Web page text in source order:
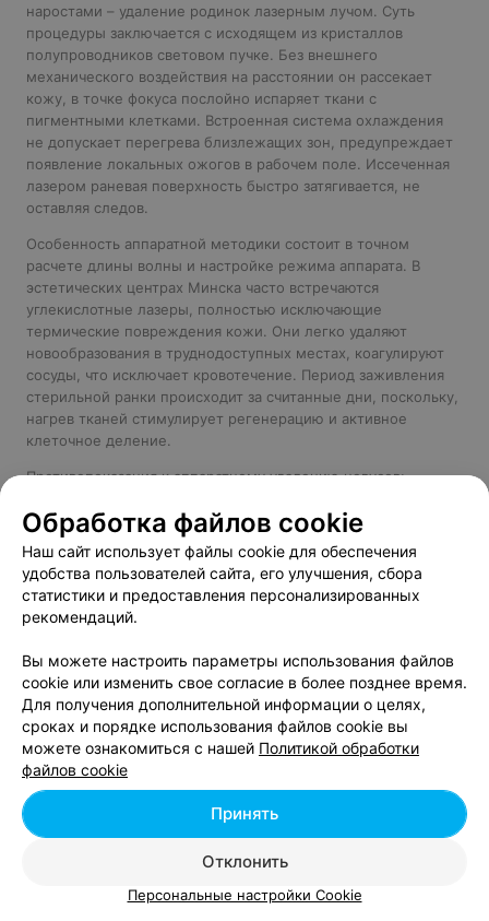
наростами – удаление родинок лазерным лучом. Суть
процедуры заключается с исходящем из кристаллов
полупроводников световом пучке. Без внешнего
механического воздействия на расстоянии он рассекает
кожу, в точке фокуса послойно испаряет ткани с
пигментными клетками. Встроенная система охлаждения
не допускает перегрева близлежащих зон, предупреждает
появление локальных ожогов в рабочем поле. Иссеченная
лазером раневая поверхность быстро затягивается, не
оставляя следов.
Особенность аппаратной методики состоит в точном
расчете длины волны и настройке режима аппарата. В
эстетических центрах Минска часто встречаются
углекислотные лазеры, полностью исключающие
термические повреждения кожи. Они легко удаляют
новообразования в труднодоступных местах, коагулируют
сосуды, что исключает кровотечение. Период заживления
стерильной ранки происходит за считанные дни, поскольку,
нагрев тканей стимулирует регенерацию и активное
клеточное деление.
Противопоказания к аппаратному удалению невусов:
злокачественные опухоли;
декомпенсированный сахарный диабет;
аутоиммунные заболевания;
наличие кардиостимулятора;
болезни соединительной ткани и склонность к
разрастанию;
кожные воспаления;
сильный загар;
беременность;
герпес.
К минусам относят – невозможность забора материала
после процедуры для гистологии, негативную реакцию
организма на ультрафиолет. К тому же крупные
образования невозможно выпарить за один сеанс.
Криодеструкция
Косметологическая манипуляция обусловлена воздейсвием
Обработка файлов cookie
Наш сайт использует файлы cookie для обеспечения
удобства пользователей сайта, его улучшения, сбора
статистики и предоставления персонализированных
рекомендаций.
Вы можете настроить параметры использования файлов
cookie или изменить свое согласие в более позднее время.
Для получения дополнительной информации о целях,
сроках и порядке использования файлов cookie вы
можете ознакомиться с нашей Политикой обработки
файлов cookie
Отклонить
Принять
Персональные настройки Cookie